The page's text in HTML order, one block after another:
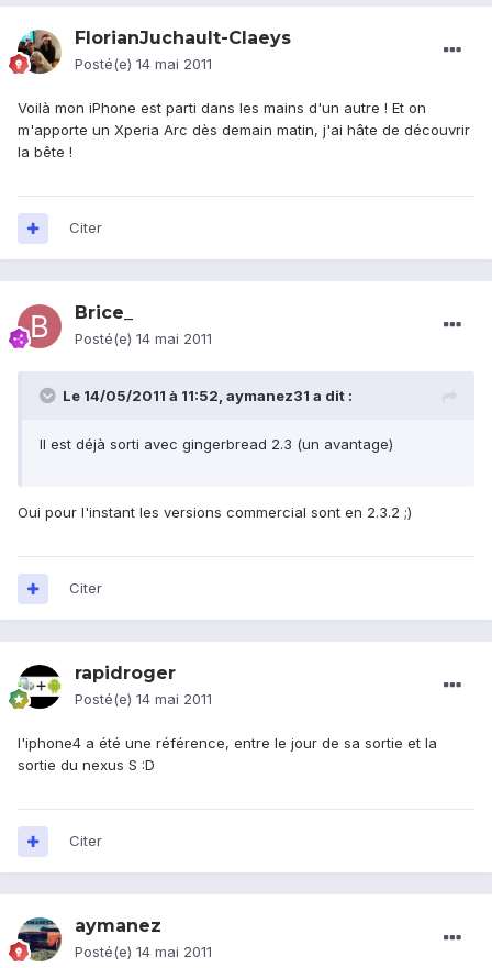
FlorianJuchault-Claeys
Posté(e) 14 mai 2011
Voilà mon iPhone est parti dans les mains d'un autre ! Et on
m'apporte un Xperia Arc dès demain matin, j'ai hâte de découvrir
la bête !
Citer
Brice_
Posté(e) 14 mai 2011
Le 14/05/2011 à 11:52, aymanez31 a dit :
Il est déjà sorti avec gingerbread 2.3 (un avantage)
Oui pour l'instant les versions commercial sont en 2.3.2 ;)
Citer
rapidroger
Posté(e) 14 mai 2011
l'iphone4 a été une référence, entre le jour de sa sortie et la
sortie du nexus S :D
Citer
aymanez
Posté(e) 14 mai 2011